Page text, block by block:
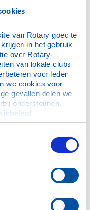
van Rotary goed te
in het gebruik
over Rotary-
van lokale clubs
voor leden
we cookies voor
gevallen delen we
ondersteunen.
aan het Huys ten